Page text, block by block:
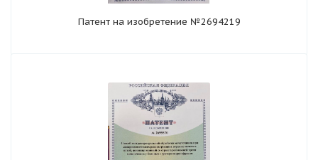
Патент на изобретение №2694219